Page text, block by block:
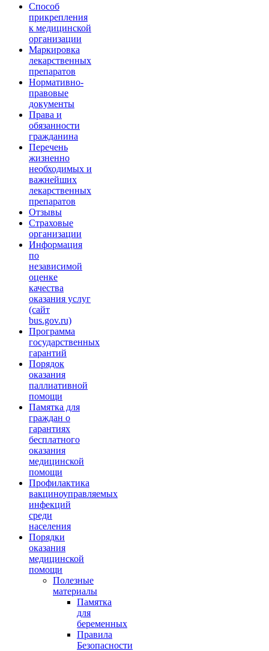
Способ
прикрепления
к медицинской
организации
Маркировка
лекарственных
препаратов
Нормативно-
правовые
документы
Права и
обязанности
гражданина
Перечень
жизненно
необходимых и
важнейших
лекарственных
препаратов
Отзывы
Страховые
организации
Информация
по
независимой
оценке
качества
оказания услуг
(сайт
bus.gov.ru)
Программа
государственных
гарантий
Порядок
оказания
паллиативной
помощи
Памятка для
граждан о
гарантиях
бесплатного
оказания
медицинской
помощи
Профилактика
вакциноуправляемых
инфекций
среди
населения
Порядки
оказания
медицинской
помощи
Полезные
материалы
Памятка
для
беременных
Правила
Безопасности